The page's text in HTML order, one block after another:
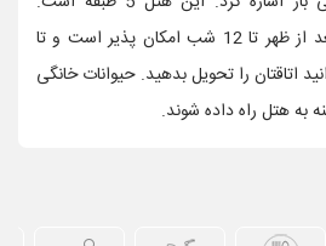
دریافت اتاق از ساعت 2 بعد از ظهر تا 12 شب امکان پذیر است و تا
ظهر می‌توانید اتاقتان را تحویل بدهید. حیوانات خانگی
به هتل راه داده شوند.